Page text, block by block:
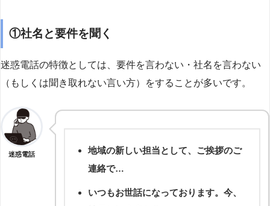
①社名と要件を聞く
迷惑電話の特徴としては、要件を言わない・社名を言わない
（もしくは聞き取れない言い方）をすることが多いです。
迷惑電話
地域の新しい担当として、ご挨拶のご
連絡で…
いつもお世話になっております。今、